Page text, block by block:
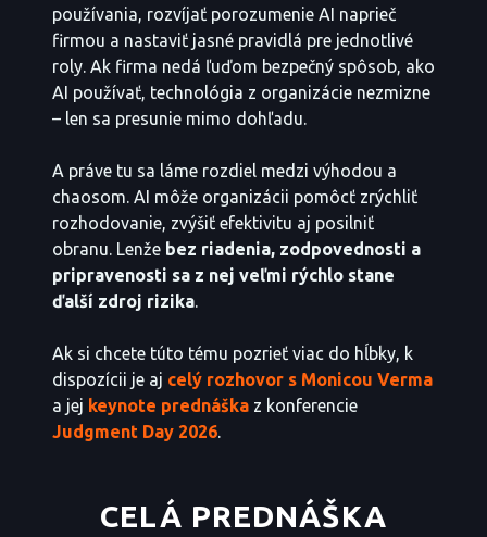
používania, rozvíjať porozumenie AI naprieč
firmou a nastaviť jasné pravidlá pre jednotlivé
roly. Ak firma nedá ľuďom bezpečný spôsob, ako
AI používať, technológia z organizácie nezmizne
– len sa presunie mimo dohľadu.
A práve tu sa láme rozdiel medzi výhodou a
chaosom. AI môže organizácii pomôcť zrýchliť
rozhodovanie, zvýšiť efektivitu aj posilniť
obranu. Lenže bez riadenia, zodpovednosti a
pripravenosti sa z nej veľmi rýchlo stane
ďalší zdroj rizika.
Ak si chcete túto tému pozrieť viac do hĺbky, k
dispozícii je aj celý rozhovor s Monicou Verma
a jej keynote prednáškaz konferencie
Judgment Day 2026.
CELÁ PREDNÁŠKA